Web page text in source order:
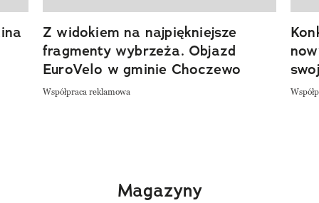
Z widokiem na najpiękniejsze
fragmenty wybrzeża. Objazd
EuroVelo w gminie Choczewo
Współpraca reklamowa
Magazyny